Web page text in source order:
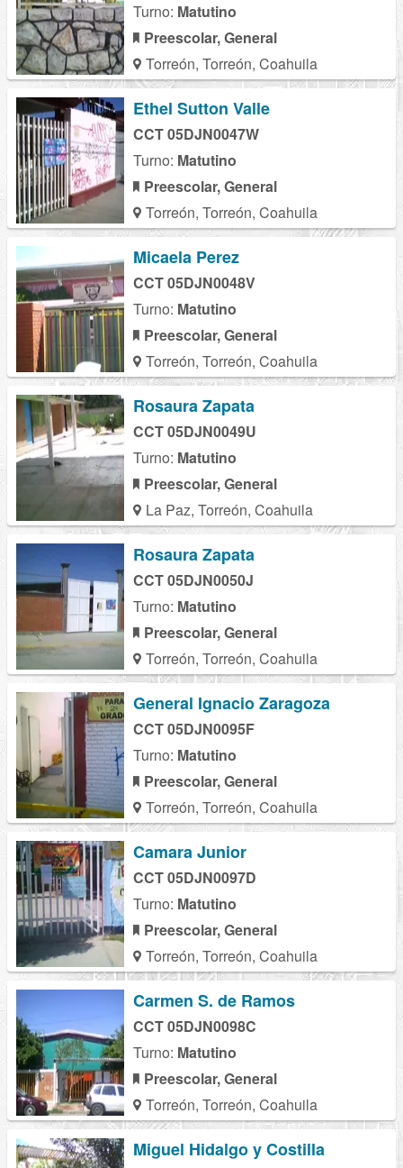
Turno: Matutino
Preescolar, General
Torreón, Torreón, Coahuila
Ethel Sutton Valle
CCT 05DJN0047W
Turno: Matutino
Preescolar, General
Torreón, Torreón, Coahuila
Micaela Perez
CCT 05DJN0048V
Turno: Matutino
Preescolar, General
Torreón, Torreón, Coahuila
Rosaura Zapata
CCT 05DJN0049U
Turno: Matutino
Preescolar, General
La Paz, Torreón, Coahuila
Rosaura Zapata
CCT 05DJN0050J
Turno: Matutino
Preescolar, General
Torreón, Torreón, Coahuila
General Ignacio Zaragoza
CCT 05DJN0095F
Turno: Matutino
Preescolar, General
Torreón, Torreón, Coahuila
Camara Junior
CCT 05DJN0097D
Turno: Matutino
Preescolar, General
Torreón, Torreón, Coahuila
Carmen S. de Ramos
CCT 05DJN0098C
Turno: Matutino
Preescolar, General
Torreón, Torreón, Coahuila
Miguel Hidalgo y Costilla